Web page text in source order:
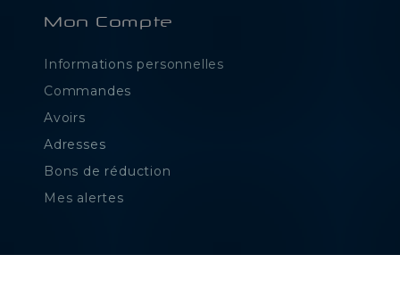
Mon Compte
Informations personnelles
Commandes
Avoirs
Adresses
Bons de réduction
Mes alertes